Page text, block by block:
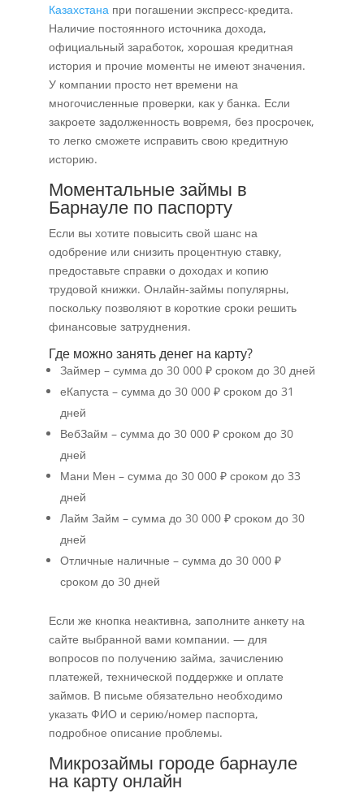
Казахстанапри погашении экспресс-кредита.
Наличие постоянного источника дохода,
официальный заработок, хорошая кредитная
история и прочие моменты не имеют значения.
У компании просто нет времени на
многочисленные проверки, как у банка. Если
закроете задолженность вовремя, без просрочек,
то легко сможете исправить свою кредитную
историю.
Моментальные займы в
Барнауле по паспорту
Если вы хотите повысить свой шанс на
одобрение или снизить процентную ставку,
предоставьте справки о доходах и копию
трудовой книжки. Онлайн-займы популярны,
поскольку позволяют в короткие сроки решить
финансовые затруднения.
Где можно занять денег на карту?
Займер – сумма до 30 000 ₽ сроком до 30 дней
еКапуста – сумма до 30 000 ₽ сроком до 31
дней
ВебЗайм – сумма до 30 000 ₽ сроком до 30
дней
Мани Мен – сумма до 30 000 ₽ сроком до 33
дней
Лайм Займ – сумма до 30 000 ₽ сроком до 30
дней
Отличные наличные – сумма до 30 000 ₽
сроком до 30 дней
Если же кнопка неактивна, заполните анкету на
сайте выбранной вами компании. — для
вопросов по получению займа, зачислению
платежей, технической поддержке и оплате
займов. В письме обязательно необходимо
указать ФИО и серию/номер паспорта,
подробное описание проблемы.
Микрозаймы городе барнауле
на карту онлайн